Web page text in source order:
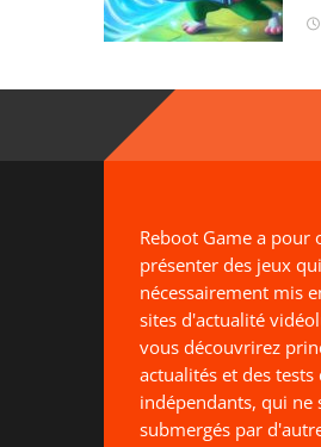
Reboot Game a pour
présenter des jeux
nécessairement mis
sites d'actualité
vous découvrirez
actualités et des tests
indépendants, qui ne
submergés par